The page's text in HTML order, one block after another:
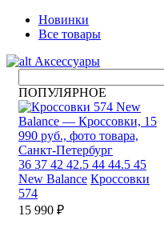
Новинки
Все товары
Аксессуары
ПОПУЛЯРНОЕ
36 37 42 42.5 44 44.5 45
New Balance Кроссовки
574
15 990 ₽